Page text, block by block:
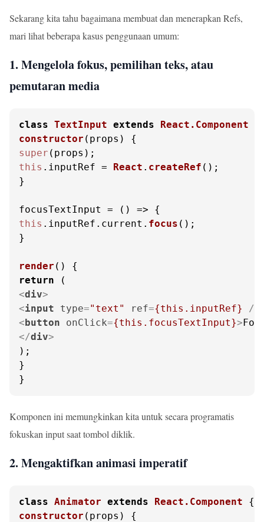
Sekarang kita tahu bagaimana membuat dan menerapkan Refs,
mari lihat beberapa kasus penggunaan umum:
1. Mengelola fokus, pemilihan teks, atau
pemutaran media
class TextInput extends React.Component
constructor ( props
super
this . inputRef = React . createRef ();
}
focusTextInput = () =>
this . inputRef . current . focus ();
}
render (
return
<div>
<input type="text" ref={this.inputRef}
/>
<button onClick={this.focusTextInput}>
</div>
);
}
}
Komponen ini memungkinkan kita untuk secara programatis
fokuskan input saat tombol diklik.
2. Mengaktifkan animasi imperatif
class Animator extends React.Component
constructor ( props